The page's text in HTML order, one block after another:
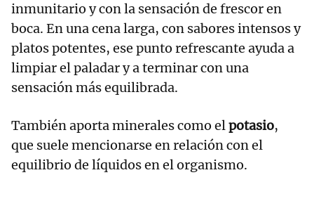
inmunitario y con la sensación de frescor en
boca. En una cena larga, con sabores intensos y
platos potentes, ese punto refrescante ayuda a
limpiar el paladar y a terminar con una
sensación más equilibrada.
También aporta minerales como elpotasio,
que suele mencionarse en relación con el
equilibrio de líquidos en el organismo.